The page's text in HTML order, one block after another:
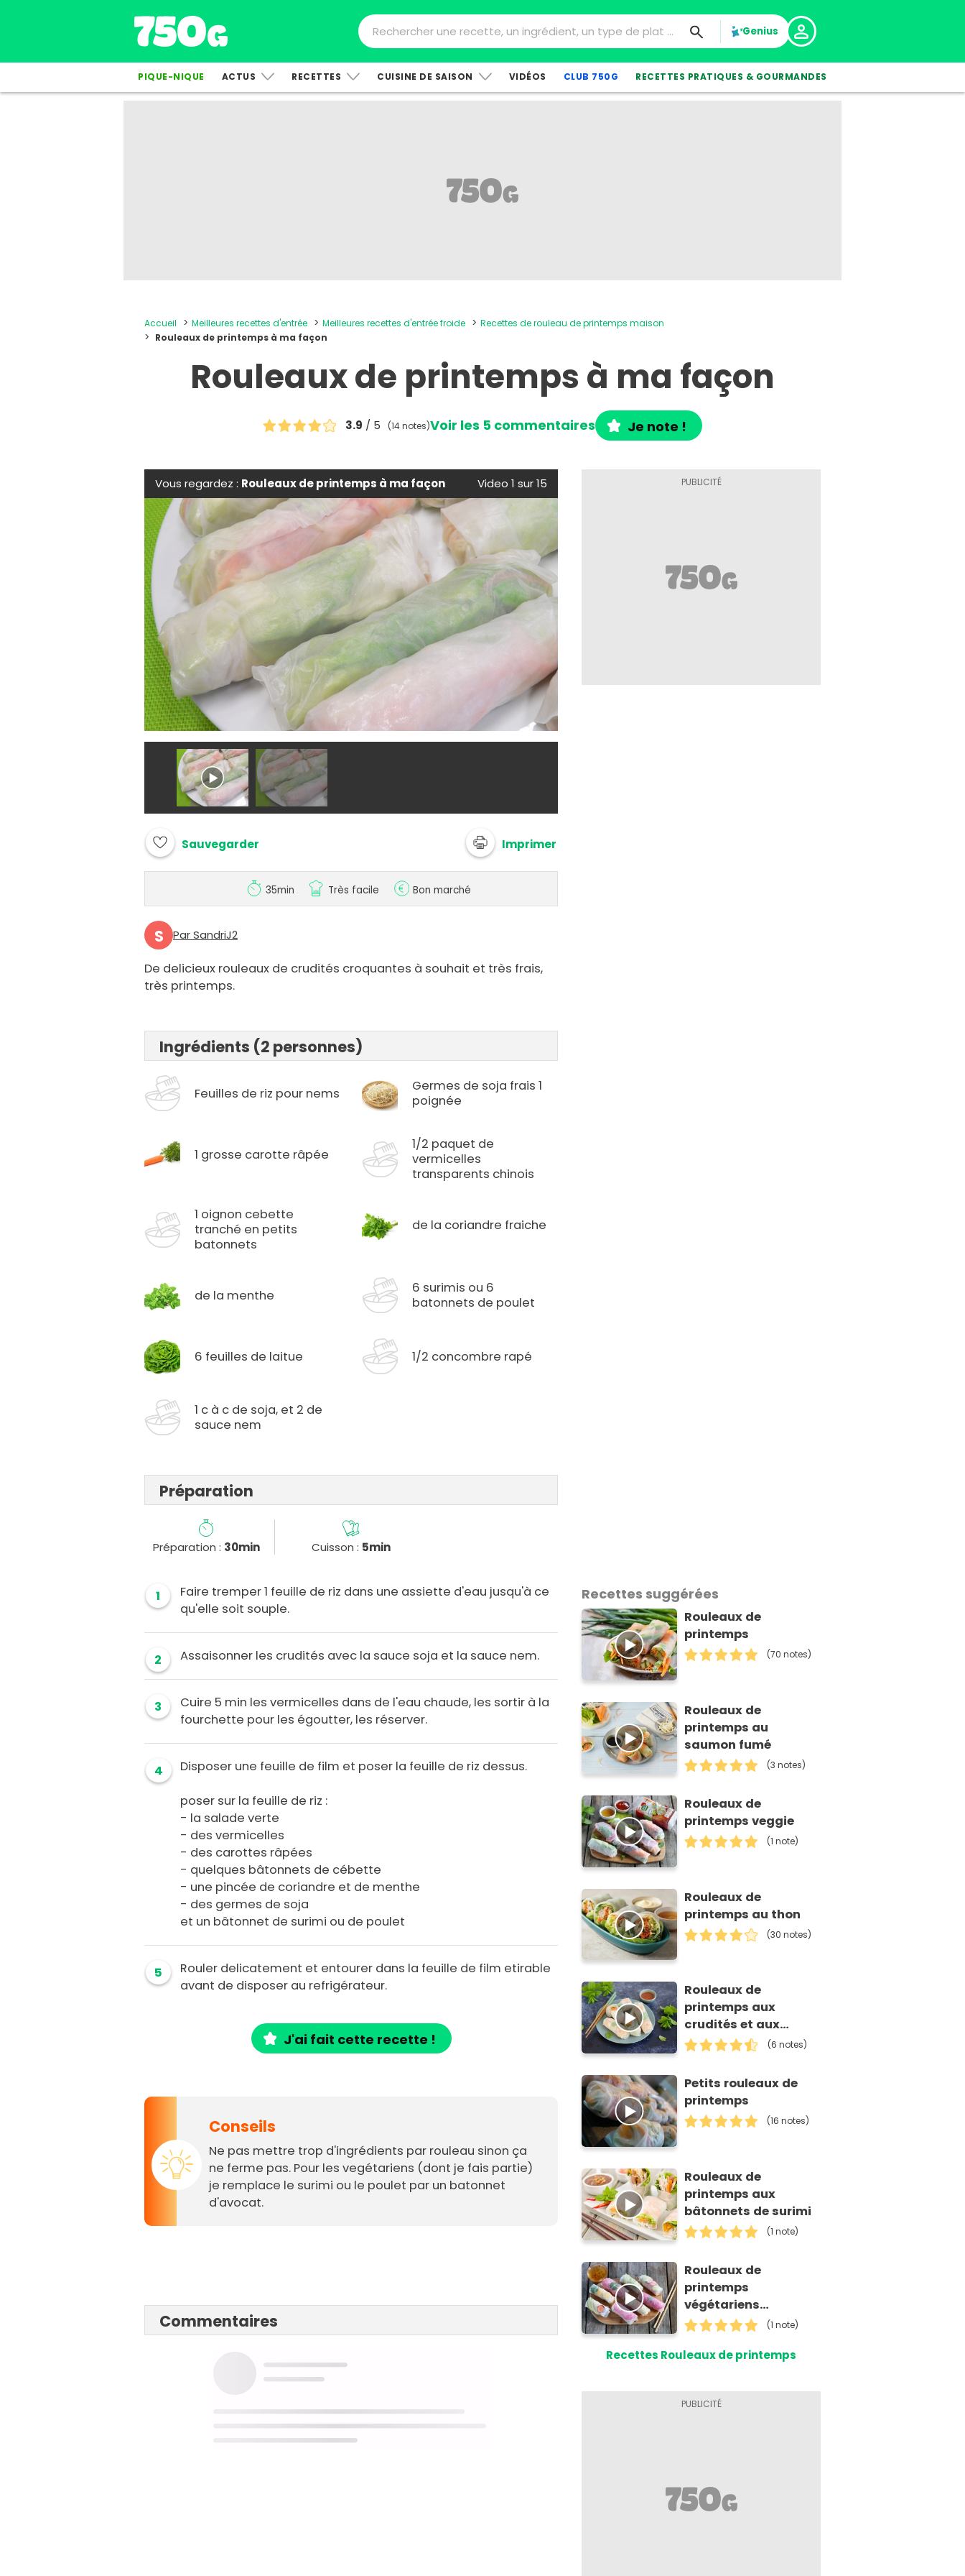
Genius
PIQUE-NIQUE ACTUS RECETTES CUISINE DE SAISON VIDÉOS CLUB 750G RECETTES PRATIQUES & GOURMANDES
Accueil Meilleures recettes d'entrée Meilleures recettes d'entrée froide
Recettes de rouleau de printemps maison
Rouleaux de printemps à ma façon
Rouleaux de printemps à ma façon
3.9 / 5 (14 notes)Voir les 5 commentaires Je note !
Vous regardez : Rouleaux de printemps à ma façon Video 1 sur 15
Sauvegarder Imprimer
35min Très facile Bon marché
S Par SandriJ2
De delicieux rouleaux de crudités croquantes à souhait et très frais,
très printemps.
Ingrédients (2 personnes)
Feuilles de riz pour nems
Germes de soja frais 1
poignée
1 grosse carotte râpée
1/2 paquet de
vermicelles
transparents chinois
1 oignon cebette
tranché en petits
batonnets
de la coriandre fraiche
de la menthe
6 surimis ou 6
batonnets de poulet
6 feuilles de laitue 1/2 concombre rapé
1 c à c de soja, et 2 de
sauce nem
Préparation
Préparation : 30min Cuisson : 5min
1
Faire tremper 1 feuille de riz dans une assiette d'eau jusqu'à ce
qu'elle soit souple.
2 Assaisonner les crudités avec la sauce soja et la sauce nem.
3
Cuire 5 min les vermicelles dans de l'eau chaude, les sortir à la
fourchette pour les égoutter, les réserver.
4 Disposer une feuille de film et poser la feuille de riz dessus.
poser sur la feuille de riz :
- la salade verte
- des vermicelles
- des carottes râpées
- quelques bâtonnets de cébette
- une pincée de coriandre et de menthe
- des germes de soja
et un bâtonnet de surimi ou de poulet
5
Rouler delicatement et entourer dans la feuille de film etirable
avant de disposer au refrigérateur.
J'ai fait cette recette !
Conseils
Ne pas mettre trop d'ingrédients par rouleau sinon ça
ne ferme pas. Pour les vegétariens (dont je fais partie)
je remplace le surimi ou le poulet par un batonnet
d'avocat.
Commentaires
Recettes suggérées
Rouleaux de
printemps
(70 notes)
Rouleaux de
printemps au
saumon fumé
(3 notes)
Rouleaux de
printemps veggie
(1 note)
Rouleaux de
printemps au thon
(30 notes)
Rouleaux de
printemps aux
crudités et aux
crevettes
(6 notes)
Petits rouleaux de
printemps
(16 notes)
Rouleaux de
printemps aux
bâtonnets de surimi
(1 note)
Rouleaux de
printemps
végétariens
multicolores
(1 note)
Recettes Rouleaux de printemps